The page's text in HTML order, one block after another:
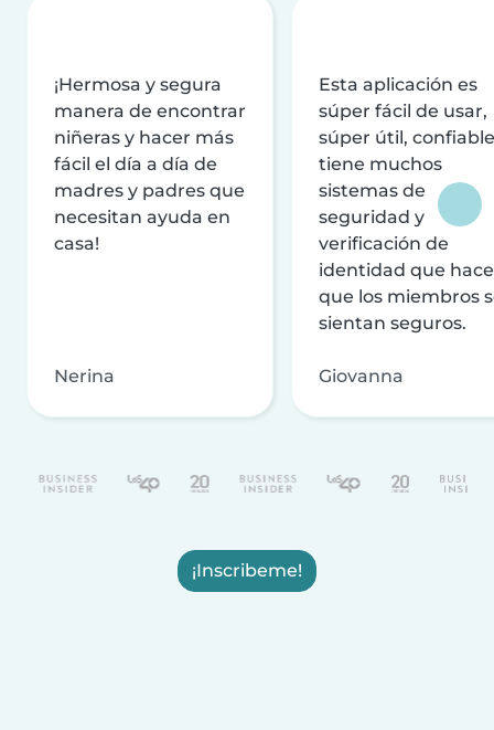
¡Hermosa y segura
manera de encontrar
niñeras y hacer más
fácil el día a día de
madres y padres que
necesitan ayuda en
casa!
Nerina
Esta aplicación es
súper fácil de usar,
súper útil,
tiene muchos
sistemas de
seguridad y
verificación de
identidad que
que los miembros
sientan seguros.
Giovanna
¡Inscribeme!